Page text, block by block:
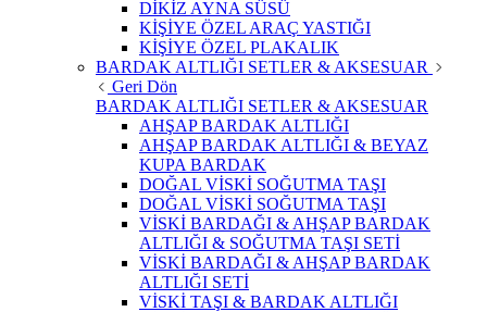
DİKİZ AYNA SÜSÜ
KİŞİYE ÖZEL ARAÇ YASTIĞI
KİŞİYE ÖZEL PLAKALIK
BARDAK ALTLIĞI SETLER & AKSESUAR
Geri Dön
BARDAK ALTLIĞI SETLER & AKSESUAR
AHŞAP BARDAK ALTLIĞI
AHŞAP BARDAK ALTLIĞI & BEYAZ
KUPA BARDAK
DOĞAL VİSKİ SOĞUTMA TAŞI
DOĞAL VİSKİ SOĞUTMA TAŞI
VİSKİ BARDAĞI & AHŞAP BARDAK
ALTLIĞI & SOĞUTMA TAŞI SETİ
VİSKİ BARDAĞI & AHŞAP BARDAK
ALTLIĞI SETİ
VİSKİ TAŞI & BARDAK ALTLIĞI